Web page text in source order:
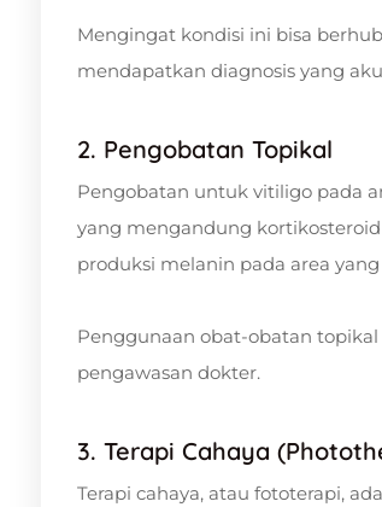
Mengingat kondisi ini bisa
mendapatkan diagnosis yang
2. Pengobatan Topikal
Pengobatan untuk vitiligo pada
yang mengandung
produksi melanin pada area
Penggunaan obat-obatan
pengawasan dokter.
3. Terapi Cahaya
Terapi cahaya, atau fototerapi,